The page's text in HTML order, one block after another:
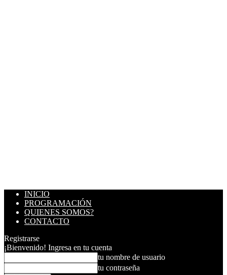
INICIO
PROGRAMACIÓN
QUIENES SOMOS?
CONTACTO
Registrarse
¡Bienvenido! Ingresa en tu cuenta
tu nombre de usuario
tu contraseña